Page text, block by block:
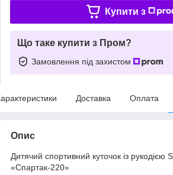
Купити з
Що таке купити з Пром?
Замовлення під захистом
Доставка Оплата
Опис
Дитячий спортивний куточок із рукодією
«Спартак-220»